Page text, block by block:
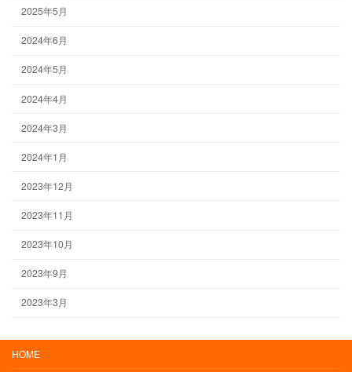
2025年5月
2024年6月
2024年5月
2024年4月
2024年3月
2024年1月
2023年12月
2023年11月
2023年10月
2023年9月
2023年3月
HOME